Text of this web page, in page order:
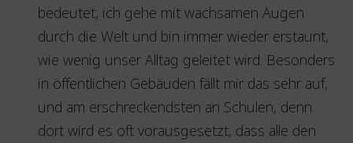
bedeutet, ich gehe mit wachsamen Augen
durch die Welt und bin immer wieder erstaunt,
wie wenig unser Alltag geleitet wird. Besonders
in öffentlichen Gebäuden fällt mir das sehr auf,
und am erschreckendsten an Schulen, denn
dort wird es oft vorausgesetzt, dass alle den